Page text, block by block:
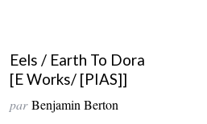
Eels / Earth To Dora
[E Works/ [PIAS]]
par Benjamin Berton